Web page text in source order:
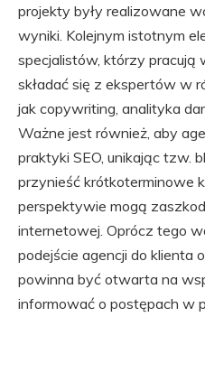
projekty były realizowane
wyniki. Kolejnym istotnym
specjalistów, którzy pracują
składać się z ekspertów w
jak copywriting, analityka
Ważne jest również, aby
praktyki SEO, unikając tzw.
przynieść krótkoterminowe
perspektywie mogą
internetowej. Oprócz tego
podejście agencji do klienta
powinna być otwarta na
informować o postępach w